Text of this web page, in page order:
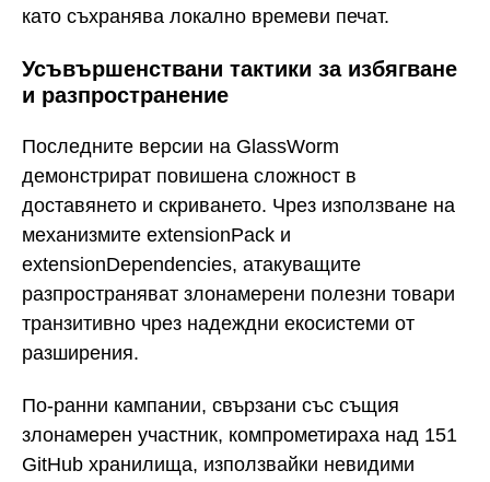
като съхранява локално времеви печат.
Усъвършенствани тактики за избягване
и разпространение
Последните версии на GlassWorm
демонстрират повишена сложност в
доставянето и скриването. Чрез използване на
механизмите extensionPack и
extensionDependencies, атакуващите
разпространяват злонамерени полезни товари
транзитивно чрез надеждни екосистеми от
разширения.
По-ранни кампании, свързани със същия
злонамерен участник, компрометираха над 151
GitHub хранилища, използвайки невидими